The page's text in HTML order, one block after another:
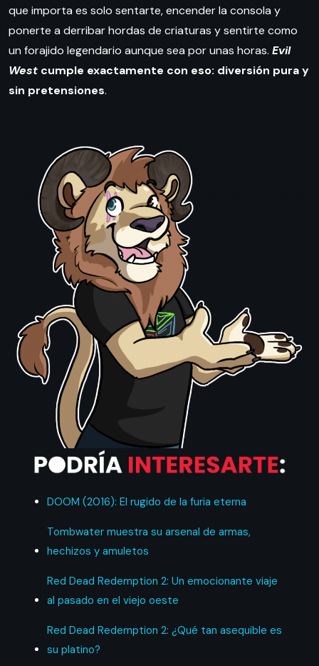
que importa es solo sentarte, encender la consola y
ponerte a derribar hordas de criaturas y sentirte como
un forajido legendario aunque sea por unas horas. Evil
West cumple exactamente con eso: diversión pura y
sin pretensiones.
DOOM (2016): El rugido de la furia eterna
Tombwater muestra su arsenal de armas,
hechizos y amuletos
Red Dead Redemption 2: Un emocionante viaje
al pasado en el viejo oeste
Red Dead Redemption 2: ¿Qué tan asequible es
su platino?